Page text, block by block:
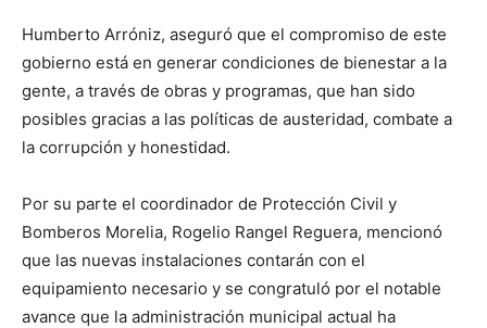
Humberto Arróniz, aseguró que el compromiso de este
gobierno está en generar condiciones de bienestar a la
gente, a través de obras y programas, que han sido
posibles gracias a las políticas de austeridad, combate a
la corrupción y honestidad.
Por su parte el coordinador de Protección Civil y
Bomberos Morelia, Rogelio Rangel Reguera, mencionó
que las nuevas instalaciones contarán con el
equipamiento necesario y se congratuló por el notable
avance que la administración municipal actual ha